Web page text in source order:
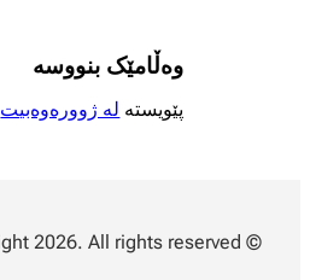
وەڵامێک بنووسە
پێویستە لە ژوورەوەبیت
© Copyright 2026. All rights reserved.